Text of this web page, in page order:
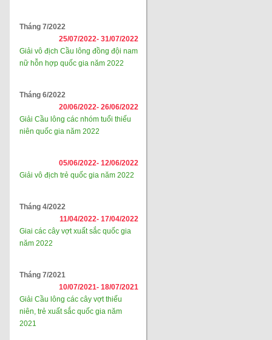
Tháng 7/2022
25/07/2022- 31/07/2022
Giải vô địch Cầu lông đồng đội nam
nữ hỗn hợp quốc gia năm 2022
Tháng 6/2022
20/06/2022- 26/06/2022
Giải Cầu lông các nhóm tuổi thiếu
niên quốc gia năm 2022
05/06/2022- 12/06/2022
Giải vô địch trẻ quốc gia năm 2022
Tháng 4/2022
11/04/2022- 17/04/2022
Giai các cây vợt xuất sắc quốc gia
năm 2022
Tháng 7/2021
10/07/2021- 18/07/2021
Giải Cầu lông các cây vợt thiếu
niên, trẻ xuất sắc quốc gia năm
2021